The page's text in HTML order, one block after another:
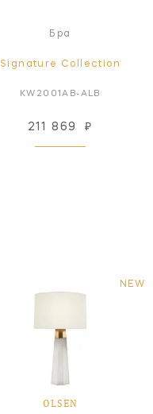
Бра
Signature Collection
KW2001AB-ALB
211 869 ₽
NEW
OLSEN